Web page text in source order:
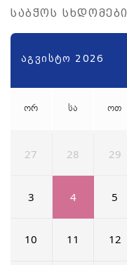
საბჭოს სხდომები
აგვისტო 2026
ორ სა ოთ
27 28 29
3 4 5
10 11 12